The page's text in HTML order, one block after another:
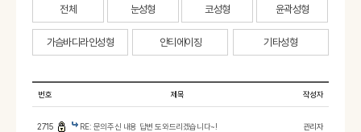
전체 눈성형 코성형 윤곽성형
가슴바디라인성형 안티에이징 기타성형
번호 제목 작성자
2715 RE: 문의주신 내용 답변 도와드리겠습니다~! 관리자